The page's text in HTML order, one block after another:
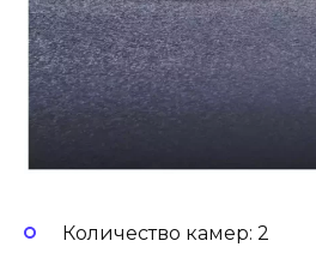
Количество камер: 2